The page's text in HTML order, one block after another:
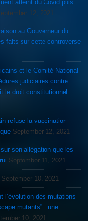
atteint du Covid puis
12, 2021
au Gouverneur du
faits sur cette controverse
et le Comité National
judiciaires contre
le droit constitutionnel
refuse la vaccination
September 12, 2021
son allégation que les
September 11, 2021
September 10, 2021
mutants” : une
10, 2021